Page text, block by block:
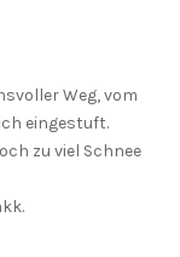
Weg, vom
eingestuft.
zu viel Schnee